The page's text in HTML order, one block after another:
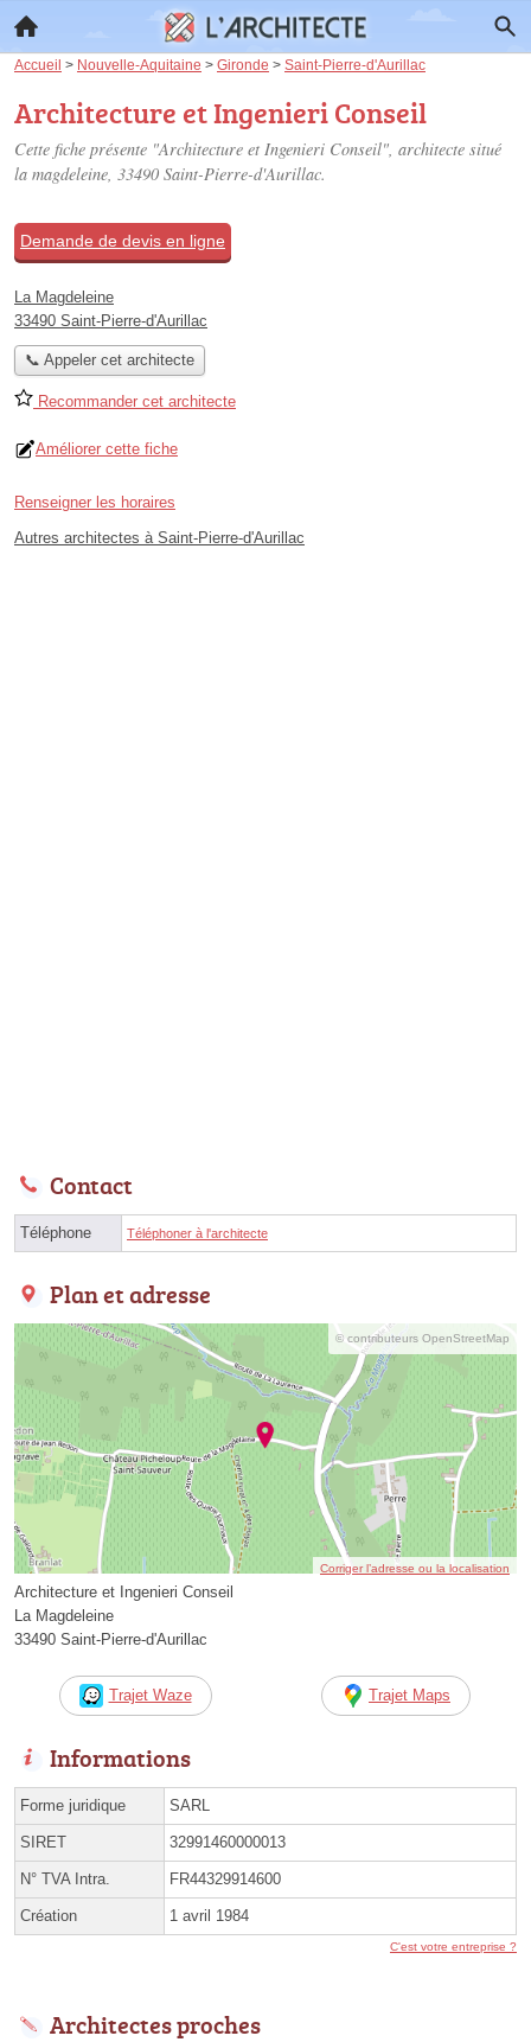
Accueil > Nouvelle-Aquitaine > Gironde > Saint-Pierre-d'Aurillac
Architecture et Ingenieri Conseil
Cette fiche présente "Architecture et Ingenieri Conseil", architecte situé
la magdeleine, 33490 Saint-Pierre-d'Aurillac.
Demande de devis en ligne
La Magdeleine
33490 Saint-Pierre-d'Aurillac
📞 Appeler cet architecte
Recommander cet architecte
Améliorer cette fiche
Renseigner les horaires
Autres architectes à Saint-Pierre-d'Aurillac
Contact
Téléphone Téléphoner à l'architecte
Plan et adresse
© contributeurs OpenStreetMap
Corriger l’adresse ou la localisation
Architecture et Ingenieri Conseil
La Magdeleine
33490 Saint-Pierre-d'Aurillac
Trajet Waze Trajet Maps
Informations
Forme juridique SARL
SIRET 32991460000013
N° TVA Intra. FR44329914600
Création 1 avril 1984
C'est votre entreprise ?
Architectes proches